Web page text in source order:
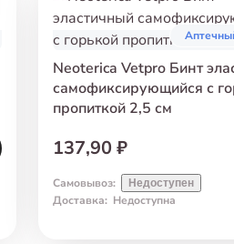
Neoterica Vetpro Бинт
самофиксирующийся с
пропиткой 2,5 см
137,90 ₽
Самовывоз: Недоступен
Доставка: Недоступна